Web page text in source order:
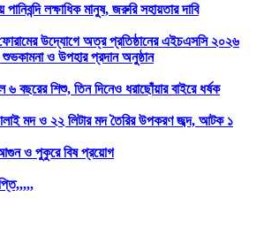
পানিবন্দি লক্ষাধিক মানুষ, জরুরি সহায়তার দাবি
ফোরামের উদ্যোগে অত্র প্রতিষ্ঠানের এইচএসসি ২০২৬
শুভকামনা ও উপহার প্রদান অনুষ্ঠান
বছরের শিশু, তিন দিনেও ধরাছোঁয়ার বাইরে ধর্ষক
মদ ও ২২ লিটার মদ তৈরির উপকরণ জব্দ, আটক ১
ও পুকুরে বিষ প্রয়োগ